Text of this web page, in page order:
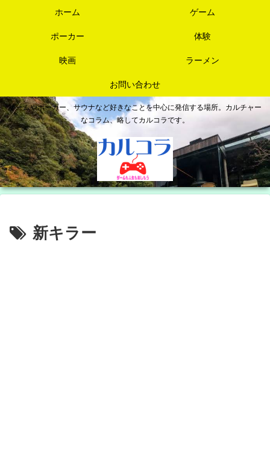
ゲームやポーカー、サウナなど好きなことを中心に発信する場所。カルチャー
なコラム、略してカルコラです。
ホーム ゲーム
ポーカー 体験
映画 ラーメン
お問い合わせ
新キラー